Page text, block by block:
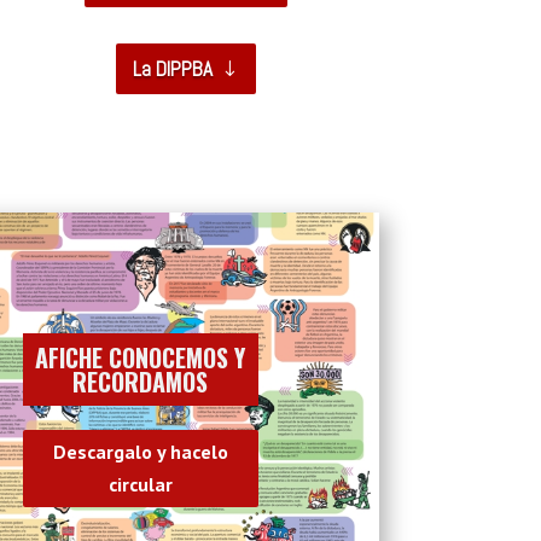
La DIPPBA
AFICHE CONOCEMOS Y
RECORDAMOS
Descargalo y hacelo
circular